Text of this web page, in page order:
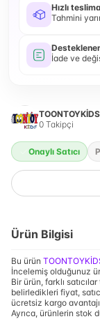
Hızlı
Tahmini
İade ve
TOONTOYKİDS
0 Takipçi
Onaylı Satıcı
Ürün Bilgisi
Bu ürün
İncelemiş olduğunuz
Bir ürün, farklı
belirledikleri fiyat,
ücretsiz kargo
Ayrıca, ürünlerin stok